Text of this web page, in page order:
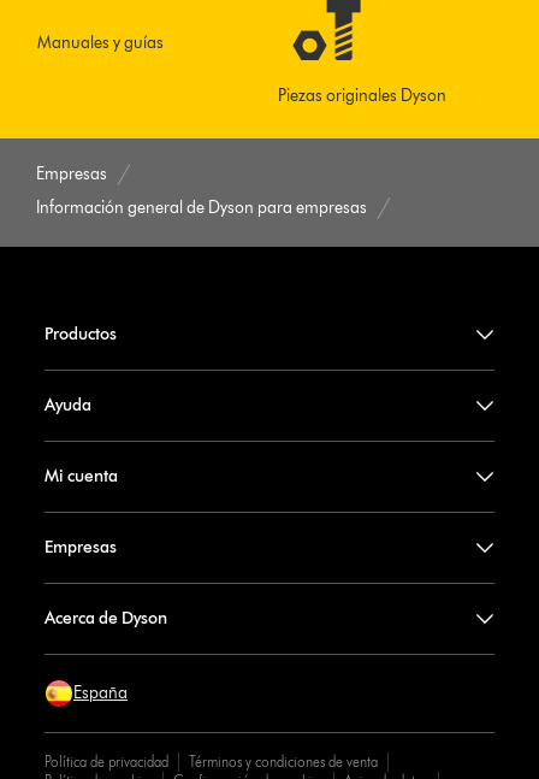
Manuales y guías
Piezas originales Dyson
Empresas
Información general de Dyson para empresas
Productos
Ayuda
Mi cuenta
Empresas
Acerca de Dyson
España
Política de privacidad
Términos y condiciones de venta